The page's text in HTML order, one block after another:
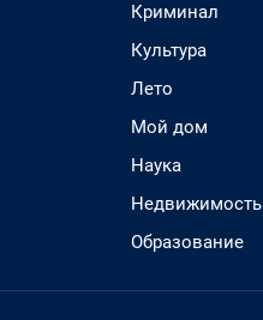
Криминал
Культура
Лето
Мой дом
Наука
Недвижимость
Образование